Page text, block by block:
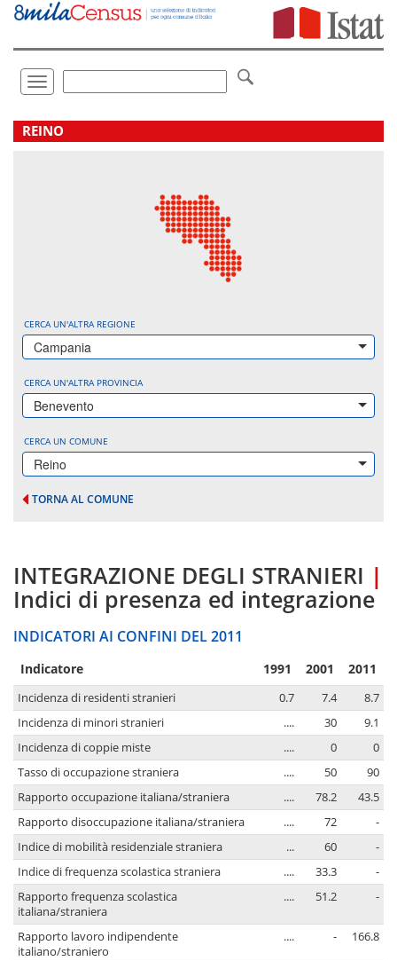
Vai
direttamente
Toggle
navigation
.
REINO
CERCA UN'ALTRA REGIONE
Campania
CERCA UN'ALTRA PROVINCIA
Benevento
CERCA UN COMUNE
Reino
TORNA AL COMUNE
INTEGRAZIONE DEGLI STRANIERI |
Indici di presenza ed integrazione
INDICATORI AI CONFINI DEL 2011
Indicatore 1991 2001 2011
Incidenza di residenti stranieri 0.7 7.4
8.7
Incidenza di minori stranieri
.... 30
9.1
Incidenza di coppie miste
.... 0
0
Tasso di occupazione straniera
.... 50
90
Rapporto occupazione italiana/straniera
.... 78.2
43.5
Rapporto disoccupazione italiana/straniera
.... 72
-
Indice di mobilità residenziale straniera
... 60
-
Indice di frequenza scolastica straniera
.... 33.3
-
Rapporto frequenza scolastica
italiana/straniera
.... 51.2 -
Rapporto lavoro indipendente
italiano/straniero
.... - 166.8